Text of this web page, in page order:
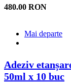
480.00 RON
Mai departe
Adeziv
50ml x 10 buc